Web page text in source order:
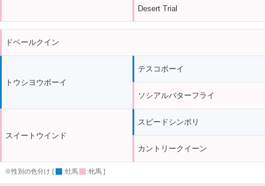
Desert Trial
ドベールクイン
トウシヨウボーイ
スイートウインド
テスコボーイ
ソシアルバターフライ
スピードシンボリ
カントリークイーン
※性別の色分け [ :牡馬 :牝馬 ]